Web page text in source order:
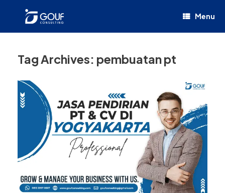
Menu
Tag Archives: pembuatan pt